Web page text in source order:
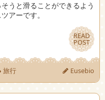
うと滑ることができるよう
アーです。
READ
POST
READ
POST
旅行 Eusebio